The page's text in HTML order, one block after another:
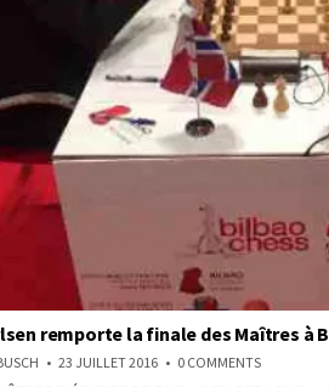
remporte la finale des Maîtres à
23 JUILLET 2016 0 COMMENTSON